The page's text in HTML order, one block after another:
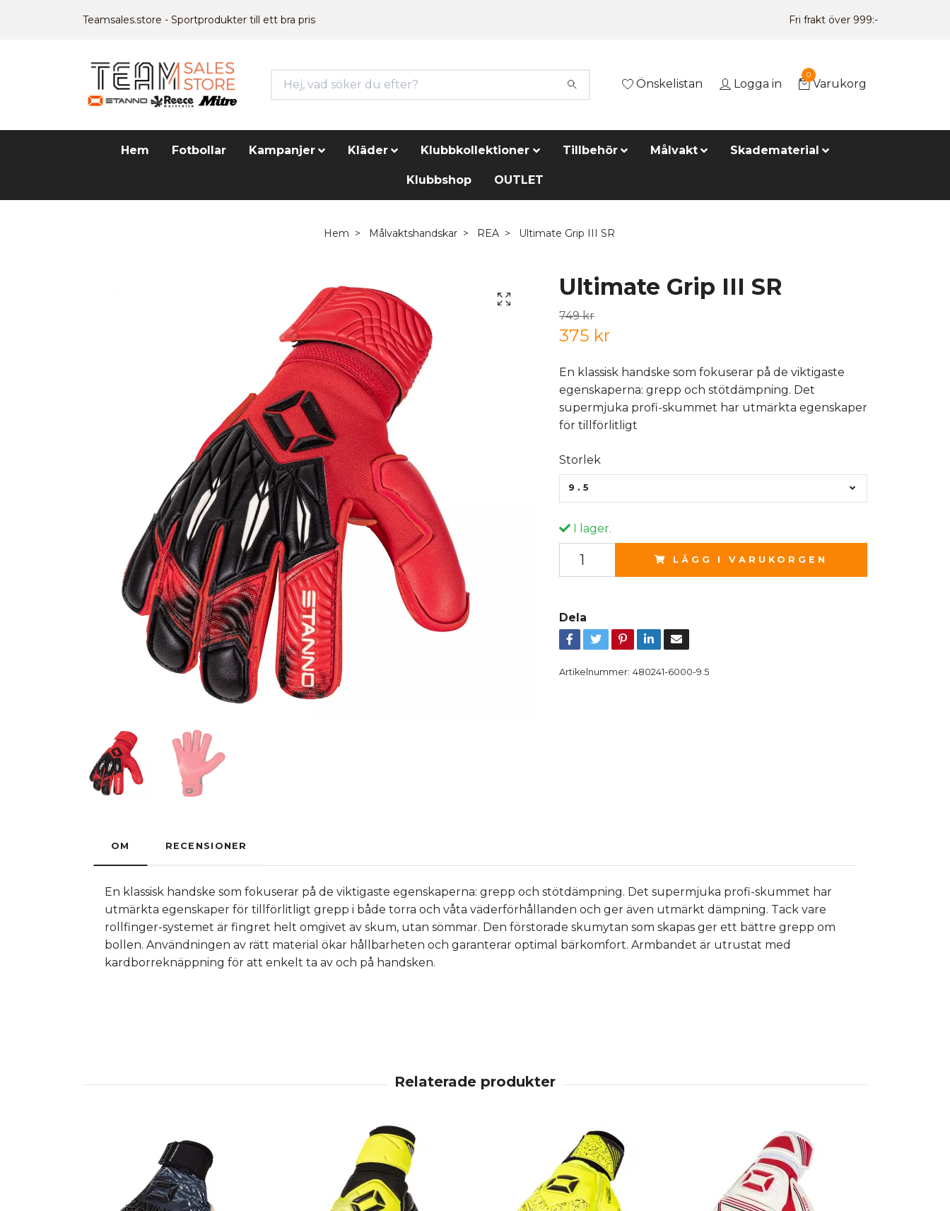
Teamsales.store - Sportprodukter till ett bra pris Fri frakt över 999:-
Önskelistan Logga in
0
Varukorg
Hem Fotbollar Kampanjer Kläder Klubbkollektioner Tillbehör Målvakt Skadematerial
Klubbshop OUTLET
Hem Målvaktshandskar REA Ultimate Grip III SR
Ultimate Grip III SR
749 kr
375 kr
En klassisk handske som fokuserar på de viktigaste
egenskaperna: grepp och stötdämpning. Det
supermjuka profi-skummet har utmärkta egenskaper
för tillförlitligt
Storlek
9.5
I lager.
LÄGG I VARUKORGEN
Dela
Artikelnummer: 480241-6000-9.5
OM RECENSIONER
En klassisk handske som fokuserar på de viktigaste egenskaperna: grepp och stötdämpning. Det supermjuka profi-skummet har
utmärkta egenskaper för tillförlitligt grepp i både torra och våta väderförhållanden och ger även utmärkt dämpning. Tack vare
rollfinger-systemet är fingret helt omgivet av skum, utan sömmar. Den förstorade skumytan som skapas ger ett bättre grepp om
bollen. Användningen av rätt material ökar hållbarheten och garanterar optimal bärkomfort. Armbandet är utrustat med
kardborreknäppning för att enkelt ta av och på handsken.